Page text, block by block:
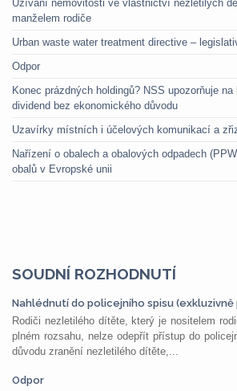
Užívání nemovitosti ve vlastnictví nezletilých
manželem rodiče
Urban waste water treatment directive –
Odpor
Konec prázdných holdingů? NSS upozorňuje
dividend bez ekonomického důvodu
Uzavírky místních i účelových komunikací a
Nařízení o obalech a obalových odpadech
obalů v Evropské unii
SOUDNÍ ROZHODNUTÍ
Nahlédnutí do policejního spisu
Rodiči nezletilého dítěte, který je nositelem
plném rozsahu, nelze odepřít přístup do
důvodu zranění nezletilého dítěte,...
Odpor